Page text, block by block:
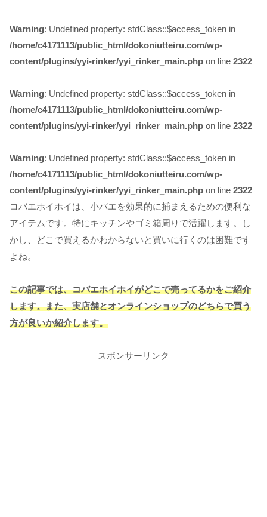
Warning: Undefined property: stdClass::$access_token in
/home/c4171113/public_html/dokoniutteiru.com/wp-
content/plugins/yyi-rinker/yyi_rinker_main.php on line 2322
Warning: Undefined property: stdClass::$access_token in
/home/c4171113/public_html/dokoniutteiru.com/wp-
content/plugins/yyi-rinker/yyi_rinker_main.php on line 2322
Warning: Undefined property: stdClass::$access_token in
/home/c4171113/public_html/dokoniutteiru.com/wp-
content/plugins/yyi-rinker/yyi_rinker_main.php on line 2322
コバエホイホイは、小バエを効果的に捕まえるための便利な
アイテムです。特にキッチンやゴミ箱周りで活躍します。し
かし、どこで買えるかわからないと買いに行くのは困難です
よね。
この記事では、コバエホイホイがどこで売ってるかをご紹介
します。また、実店舗とオンラインショップのどちらで買う
方が良いか紹介します。
スポンサーリンク